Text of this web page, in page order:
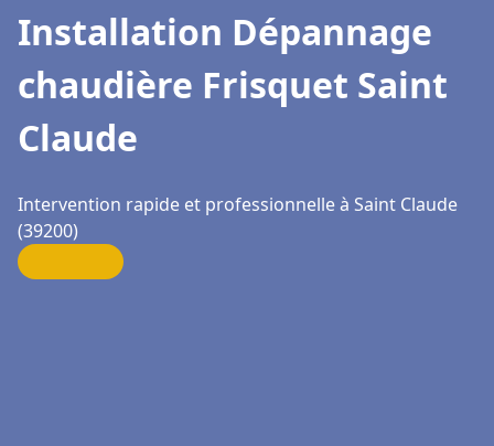
Installation Dépannage
chaudière Frisquet Saint
Claude
Intervention rapide et professionnelle à Saint Claude
(39200)